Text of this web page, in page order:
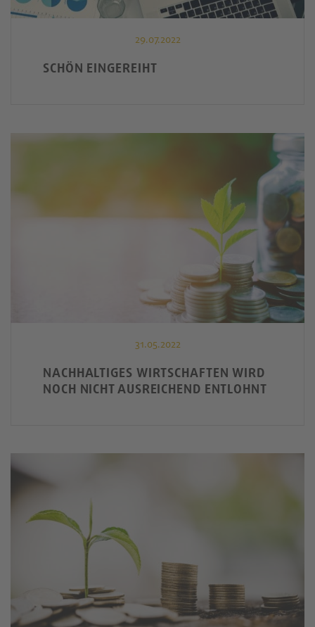
29.07.2022
SCHÖN EINGEREIHT
31.05.2022
NACHHALTIGES WIRTSCHAFTEN WIRD
NOCH NICHT AUSREICHEND ENTLOHNT